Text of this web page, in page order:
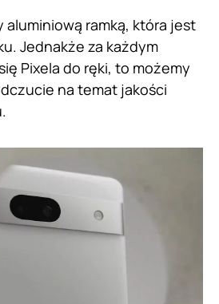
ramką, która jest
Jednakże za każdym
Pixela do ręki, to możemy
na temat jakości